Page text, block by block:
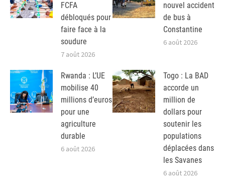
FCFA
débloqués pour
faire face à la
soudure
7 août 2026
nouvel accident
de bus à
Constantine
6 août 2026
Rwanda : L’UE
mobilise 40
millions d’euros
pour une
agriculture
durable
6 août 2026
Togo : La BAD
accorde un
million de
dollars pour
soutenir les
populations
déplacées dans
les Savanes
6 août 2026